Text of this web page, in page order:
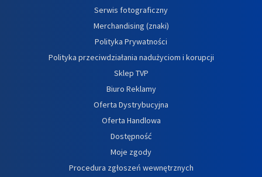
Serwis fotograficzny
Merchandising (znaki)
Polityka Prywatności
Polityka przeciwdziałania nadużyciom i korupcji
Sklep TVP
Biuro Reklamy
Oferta Dystrybucyjna
Oferta Handlowa
Dostępność
Moje zgody
Procedura zgłoszeń wewnętrznych